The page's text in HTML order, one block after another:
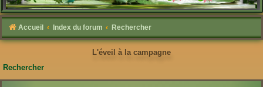
Accueil Index du forum Rechercher
L'éveil à la campagne
Rechercher